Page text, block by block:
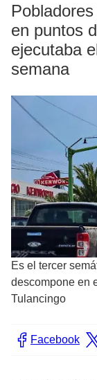
en puntos
ejecutaba
semana
Es el tercer
descompone en
Tulancingo
Facebook